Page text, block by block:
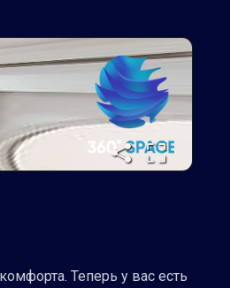
Теперь у вас есть